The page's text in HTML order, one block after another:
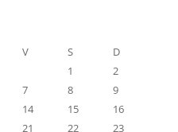
V S
D
1
2
7 8
9
14 15
16
21 22
23